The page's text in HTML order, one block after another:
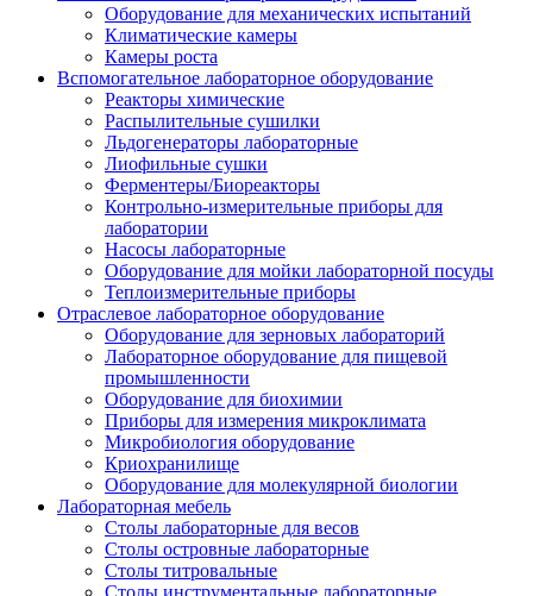
Оборудование для механических испытаний
Климатические камеры
Камеры роста
Вспомогательное лабораторное оборудование
Реакторы химические
Распылительные сушилки
Льдогенераторы лабораторные
Лиофильные сушки
Ферментеры/Биореакторы
Контрольно-измерительные приборы для
лаборатории
Насосы лабораторные
Оборудование для мойки лабораторной посуды
Теплоизмерительные приборы
Отраслевое лабораторное оборудование
Оборудование для зерновых лабораторий
Лабораторное оборудование для пищевой
промышленности
Оборудование для биохимии
Приборы для измерения микроклимата
Микробиология оборудование
Криохранилище
Оборудование для молекулярной биологии
Лабораторная мебель
Столы лабораторные для весов
Столы островные лабораторные
Столы титровальные
Столы инструментальные лабораторные